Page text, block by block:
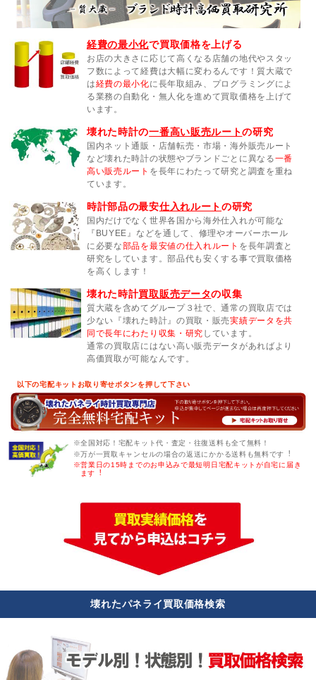
経費の最小化で買取価格を上げる
お店の大きさに応じて高くなる店舗の地代やスタッ
フ数によって経費は大幅に変わるんです！質大蔵で
は経費の最小化に長年取組み、プログラミングによ
る業務の自動化・無人化を進めて買取価格を上げて
います。
壊れた時計の一番高い販売ルートの研究
国内ネット通販・店舗転売・市場・海外販売ルート
など壊れた時計の状態やブランドごとに異なる一番
高い販売ルート を長年にわたって研究と調査を重ね
ています。
時計部品の最安仕入れルートの研究
国内だけでなく世界各国から海外仕入れが可能な
『BUYEE』などを通して、修理やオーバーホール
に必要な部品を最安値の仕入れルート を長年調査と
研究をしています。部品代も安くする事で買取価格
を高くします！
壊れた時計買取販売データの収集
質大蔵を含めてグループ３社で、通常の買取店では
少ない『壊れた時計』の買取・販売実績データを共
同で長年にわたり収集・研究 しています。
通常の買取店にはない高い販売データがあればより
高価買取が可能なんです。
以下の宅配キットお取り寄せボタンを押して下さい
※全国対応！宅配キット代・査定・往復送料も全て無料！
※万が一買取キャンセルの場合の返送にかかる送料も無料です︕
※営業日の15時までのお申込みで最短明日宅配キットが自宅に届き
ます︕
壊れたパネライ買取価格検索